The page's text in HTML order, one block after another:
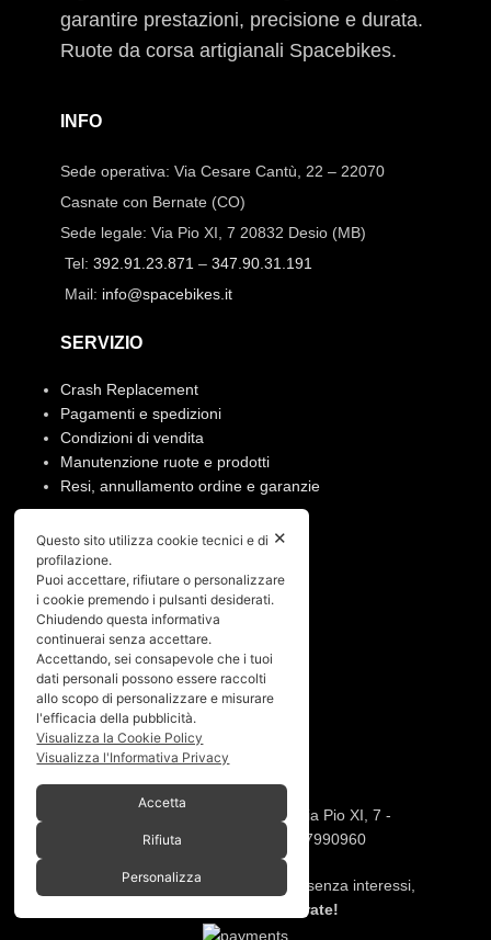
garantire prestazioni, precisione e durata.
Ruote da corsa artigianali Spacebikes.
INFO
Sede operativa: Via Cesare Cantù, 22 – 22070
Casnate con Bernate (CO)
Sede legale: Via Pio XI, 7 20832 Desio (MB)
Tel: 392.91.23.871 – 347.90.31.191
Mail: info@spacebikes.it
SERVIZIO
Crash Replacement
Pagamenti e spedizioni
Condizioni di vendita
Manutenzione ruote e prodotti
Resi, annullamento ordine e garanzie
PRIVACY
Privacy policy
Cookies policy
Menù
Home
Chi siamo
Shop
Gallery
Copyright © 2026 - Via Pio XI, 7 -
Desio (MB) 20832 | C.F./P.IVA 12997990960
Paga con PayPal anche in 3 rate senza interessi,
oppure in 6, 12 o 24 rate!
✕
Questo sito utilizza cookie tecnici e di
profilazione.
Puoi accettare, rifiutare o personalizzare
i cookie premendo i pulsanti desiderati.
Chiudendo questa informativa
continuerai senza accettare.
Accettando, sei consapevole che i tuoi
dati personali possono essere raccolti
allo scopo di personalizzare e misurare
l'efficacia della pubblicità.
Visualizza la Cookie Policy
Visualizza l'Informativa Privacy
Accetta
Rifiuta
Personalizza